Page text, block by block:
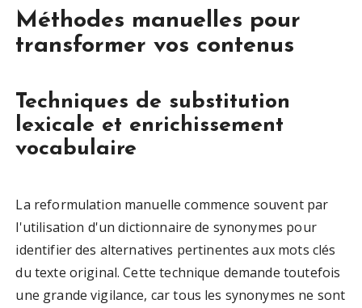
Méthodes manuelles pour
transformer vos contenus
Techniques de substitution
lexicale et enrichissement
vocabulaire
La reformulation manuelle commence souvent par
l'utilisation d'un dictionnaire de synonymes pour
identifier des alternatives pertinentes aux mots clés
du texte original. Cette technique demande toutefois
une grande vigilance, car tous les synonymes ne sont